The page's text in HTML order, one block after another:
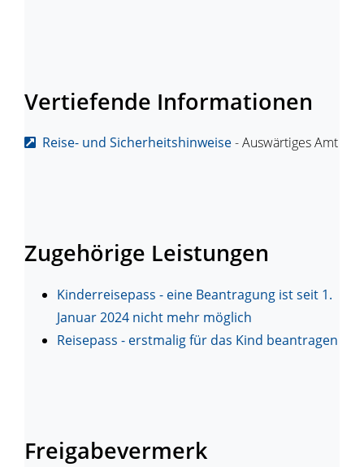
Vertiefende Informationen
Reise- und Sicherheitshinweise- Auswärtiges Amt
Zugehörige Leistungen
Kinderreisepass - eine Beantragung ist seit 1.
Januar 2024 nicht mehr möglich
Reisepass - erstmalig für das Kind beantragen
Freigabevermerk